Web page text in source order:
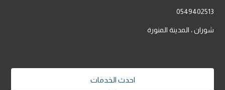
0549402513
شوران ، المدينة المنورة
احدث الخدمات